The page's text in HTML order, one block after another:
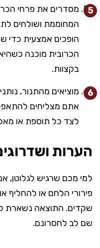
מסדרים את פרחי
הופכים אמצעית כדי
הכרובית מוכנה
בקצוות.
מוציאים מהתנור,
אתם מצליחים
לצד כל תוספת או
הערות
למי מכם שרגיש לגלוטן,
פירורי הלחם או להחליף
שקדים. התוצאה נשארת
שם לב לחסרונם.